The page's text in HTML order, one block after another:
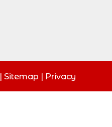
Sitemap Privacy